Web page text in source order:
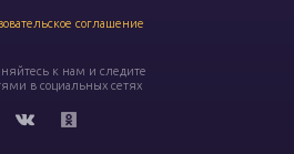
соглашение
к нам и следите
в социальных сетях